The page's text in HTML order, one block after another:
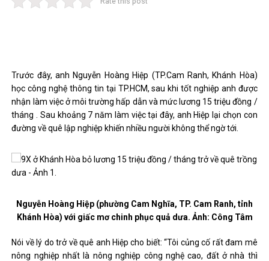
Trước đây, anh Nguyễn Hoàng Hiệp (TP.Cam Ranh, Khánh Hòa)
học công nghệ thông tin tại TP.HCM, sau khi tốt nghiệp anh được
nhận làm việc ở môi trường hấp dẫn và mức lương 15 triệu đồng /
tháng . Sau khoảng 7 năm làm việc tại đây, anh Hiệp lại chọn con
đường về quê lập nghiệp khiến nhiều người không thể ngờ tới.
Nguyễn Hoàng Hiệp (phường Cam Nghĩa, TP. Cam Ranh, tỉnh
Khánh Hòa) với giấc mơ chinh phục quả dưa. Ảnh: Công Tâm
Nói về lý do trở về quê anh Hiệp cho biết: “Tôi củng cố rất đam mê
nông nghiệp nhất là nông nghiệp công nghệ cao, đất ở nhà thì